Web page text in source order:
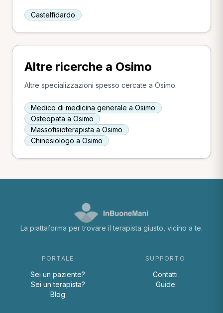
Castelfidardo
Altre ricerche a Osimo
Altre specializzazioni spesso cercate a Osimo.
Medico di medicina generale a Osimo
Osteopata a Osimo
Massofisioterapista a Osimo
Chinesiologo a Osimo
La piattaforma per trovare il terapista giusto, vicino a te.
PORTALE
Sei un paziente?
Sei un terapista?
Blog
SUPPORTO
Contatti
Guide